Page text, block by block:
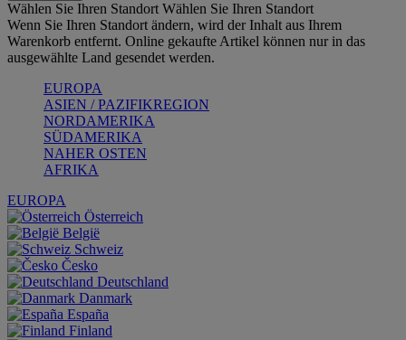
Wählen Sie Ihren Standort Wählen Sie Ihren Standort
Wenn Sie Ihren Standort ändern, wird der Inhalt aus Ihrem
Warenkorb entfernt. Online gekaufte Artikel können nur in das
ausgewählte Land gesendet werden.
EUROPA
ASIEN / PAZIFIKREGION
NORDAMERIKA
SÜDAMERIKA
NAHER OSTEN
AFRIKA
EUROPA
Österreich
België
Schweiz
Česko
Deutschland
Danmark
España
Finland